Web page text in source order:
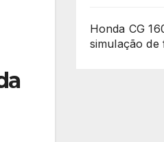
Honda CG
simulação de